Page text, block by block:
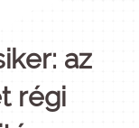
az
régi